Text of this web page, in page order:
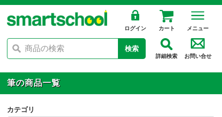
ログイン カート メニュー
検索
詳細検索 お問い合せ
筆の商品一覧
カテゴリ